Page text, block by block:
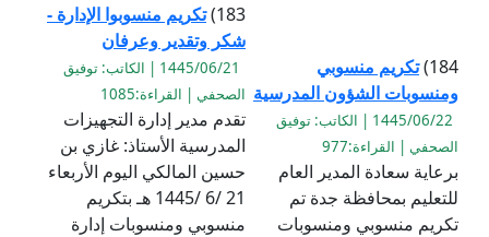
184) تكريم منسوبي
ومنسوبات الشؤون المدرسية
1445/06/22 | الكاتب: توفيق
الصحفي | القراءة:977
برعاية سعادة المدير العام
للتعليم بمحافظة جدة تم
تكريم منسوبي ومنسوبات
183) تكريم منسوبوا الإدارة -
شكر وتقدير وعرفان
1445/06/21 | الكاتب: توفيق
الصحفي | القراءة:1085
تقدم مدير إدارة التجهيزات
المدرسية الأستاذ: غازي بن
حسين المالكي اليوم الأربعاء
21 /6 /1445 هـ بتكريم
منسوبي ومنسوبات إدارة